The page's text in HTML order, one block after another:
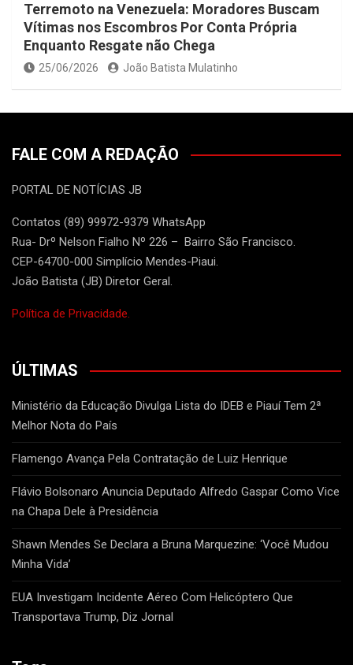
Terremoto na Venezuela: Moradores Buscam
Vítimas nos Escombros Por Conta Própria
Enquanto Resgate não Chega
25/06/2026 João Batista Mulatinho
FALE COM A REDAÇÃO
PORTAL DE NOTÍCIAS JB
Contatos (89) 99972-9379 WhatsApp
Rua- Drº Nelson Fialho Nº 226 – Bairro São Francisco.
CEP-64700-000 Simplício Mendes-Piaui.
João Batista (JB) Diretor Geral.
Política de Privacidade.
ÚLTIMAS
Ministério da Educação Divulga Lista do IDEB e Piauí Tem 2ª
Melhor Nota do País
Flamengo Avança Pela Contratação de Luiz Henrique
Flávio Bolsonaro Anuncia Deputado Alfredo Gaspar Como Vice
na Chapa Dele à Presidência
Shawn Mendes Se Declara a Bruna Marquezine: ‘Você Mudou
Minha Vida’
EUA Investigam Incidente Aéreo Com Helicóptero Que
Transportava Trump, Diz Jornal